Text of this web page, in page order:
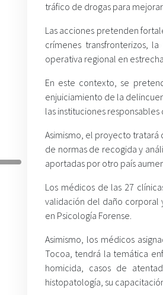
tráfico de drogas para
Las acciones pretenden
crímenes transfronterizos,
operativa regional en
En este contexto, se
enjuiciamiento de la
las instituciones
Asimismo, el proyecto tratará
de normas de recogida y
aportadas por otro país
Los médicos de las 27
validación del daño corporal
en Psicología Forense.
Asimismo, los médicos
Tocoa, tendrá la temática
homicida, casos de
histopatología, su